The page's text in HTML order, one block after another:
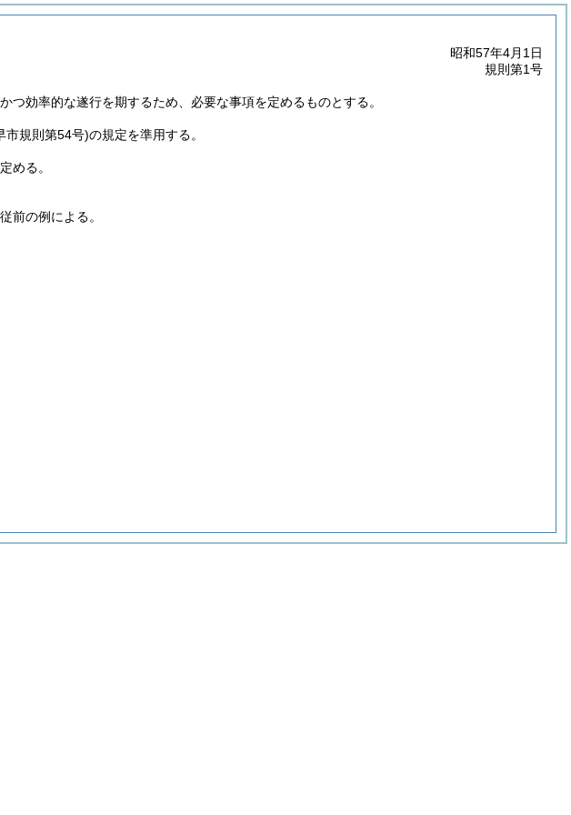
昭和57年4月1日
規則第1号
つ効率的な遂行を期するため、必要な事項を定めるものとする。
市規則第54号)の規定を準用する。
める。
前の例による。